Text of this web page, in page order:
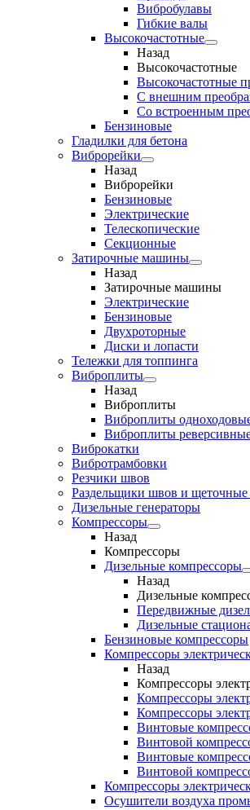
Вибробулавы
Гибкие валы
Высокочастотные
Назад
Высокочастотные
Высокочастотные
С внешним
Cо встроенным
Бензиновые
Гладилки для бетона
Виброрейки
Назад
Виброрейки
Бензиновые
Электрические
Телескопические
Секционные
Затирочные машины
Назад
Затирочные машины
Электрические
Бензиновые
Двухроторные
Диски и лопасти
Тележки для топпинга
Виброплиты
Назад
Виброплиты
Виброплиты
Виброплиты
Виброкатки
Вибротрамбовки
Резчики швов
Раздельщики швов и
Дизельные генераторы
Компрессоры
Назад
Компрессоры
Дизельные компрессоры
Назад
Дизельные
Передвижные
Дизельные
Бензиновые компрессоры
Компрессоры
Назад
Компрессоры
Компрессоры
Компрессоры
Винтовые
Винтовой
Винтовые
Винтовой
Компрессоры
Осушители воздуха